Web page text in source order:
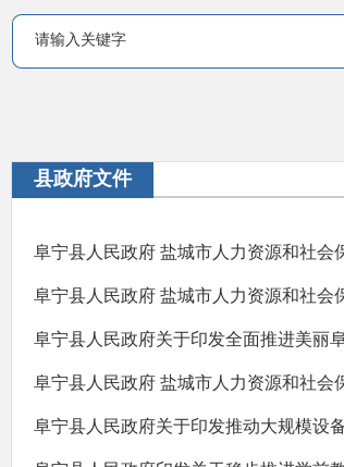
县政府文件
阜宁县人民政府关于印发全面推进美丽